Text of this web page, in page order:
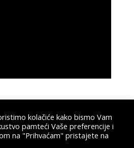
kolačiće kako bismo Vam
pamteći Vaše preferencije i
na "Prihvaćam" pristajete na